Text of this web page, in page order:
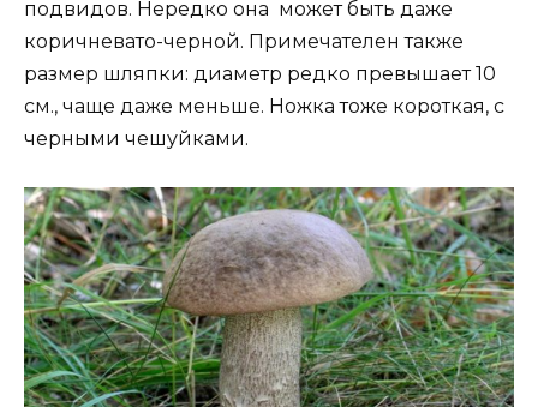
подвидов. Нередко она может быть даже
коричневато-черной. Примечателен также
размер шляпки: диаметр редко превышает 10
см., чаще даже меньше. Ножка тоже короткая, с
черными чешуйками.